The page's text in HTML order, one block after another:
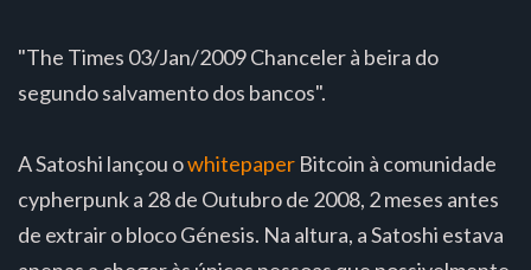
"The Times 03/Jan/2009 Chanceler à beira do
segundo salvamento dos bancos".
A Satoshi lançou owhitepaper Bitcoin à comunidade
cypherpunk a 28 de Outubro de 2008, 2 meses antes
de extrair o bloco Génesis. Na altura, a Satoshi estava